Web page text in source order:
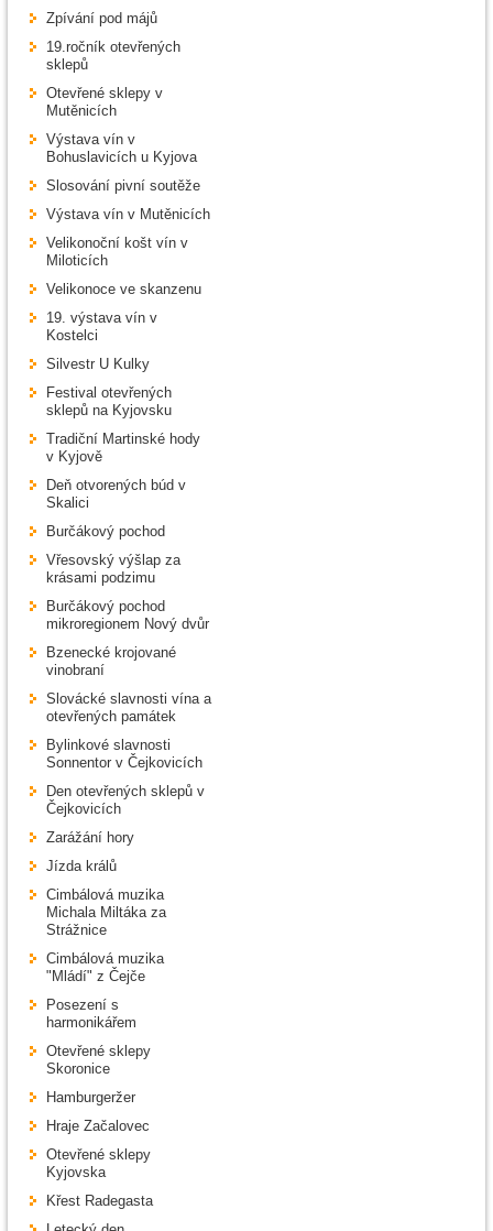
Zpívání pod májů
19.ročník otevřených
sklepů
Otevřené sklepy v
Mutěnicích
Výstava vín v
Bohuslavicích u Kyjova
Slosování pivní soutěže
Výstava vín v Mutěnicích
Velikonoční košt vín v
Miloticích
Velikonoce ve skanzenu
19. výstava vín v
Kostelci
Silvestr U Kulky
Festival otevřených
sklepů na Kyjovsku
Tradiční Martinské hody
v Kyjově
Deň otvorených búd v
Skalici
Burčákový pochod
Vřesovský výšlap za
krásami podzimu
Burčákový pochod
mikroregionem Nový dvůr
Bzenecké krojované
vinobraní
Slovácké slavnosti vína a
otevřených památek
Bylinkové slavnosti
Sonnentor v Čejkovicích
Den otevřených sklepů v
Čejkovicích
Zarážání hory
Jízda králů
Cimbálová muzika
Michala Miltáka za
Strážnice
Cimbálová muzika
"Mládí" z Čejče
Posezení s
harmonikářem
Otevřené sklepy
Skoronice
Hamburgeržer
Hraje Začalovec
Otevřené sklepy
Kyjovska
Křest Radegasta